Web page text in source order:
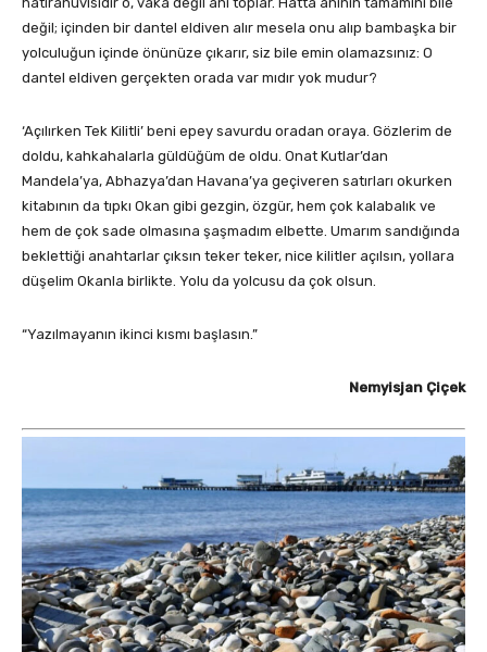
değil; içinden bir dantel eldiven alır mesela onu alıp bambaşka bir
yolculuğun içinde önünüze çıkarır, siz bile emin olamazsınız: O
dantel eldiven gerçekten orada var mıdır yok mudur?
‘Açılırken Tek Kilitli’ beni epey savurdu oradan oraya. Gözlerim de
doldu, kahkahalarla güldüğüm de oldu. Onat Kutlar’dan
Mandela’ya, Abhazya’dan Havana’ya geçiveren satırları okurken
kitabının da tıpkı Okan gibi gezgin, özgür, hem çok kalabalık ve
hem de çok sade olmasına şaşmadım elbette. Umarım sandığında
beklettiği anahtarlar çıksın teker teker, nice kilitler açılsın, yollara
düşelim Okanla birlikte. Yolu da yolcusu da çok olsun.
“Yazılmayanın ikinci kısmı başlasın.”
Nemyisjan Çiçek